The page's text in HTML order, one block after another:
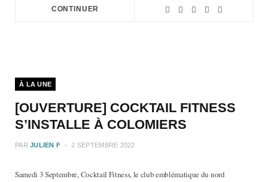
CONTINUER
À LA UNE
[OUVERTURE] COCKTAIL FITNESS
S’INSTALLE À COLOMIERS
PAR JULIEN F 2 SEPTEMBRE 2022
Samedi 3 Septembre, Cocktail Fitness, le club emblématique du nord